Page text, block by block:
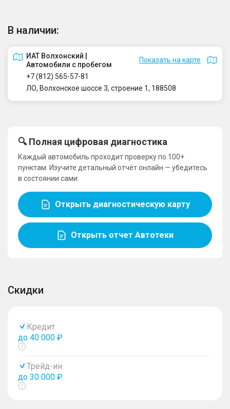
В наличии:
ИАТ Волхонский |
Автомобили с пробегом
Показать на карте
+7 (812) 565-57-81
ЛО, Волхонское шоссе 3, строение 1, 188508
🔍 Полная цифровая диагностика
Каждый автомобиль проходит проверку по 100+
пунктам. Изучите детальный отчёт онлайн — убедитесь
в состоянии сами.
Открыть диагностическую карту
Открыть отчет Автотеки
Скидки
Кредит
до 40 000 ₽
Показать
Трейд-ин
до 30 000 ₽
Показать